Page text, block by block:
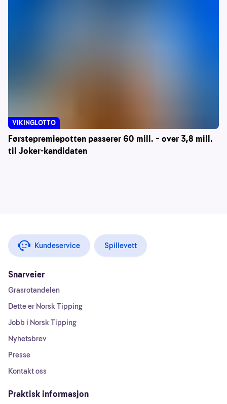
Førstepremiepotten passerer 60 mill. – over 3,8 mill.
til Joker-kandidaten
VIKINGLOTTO
Kundeservice Spillevett
Snarveier
Grasrotandelen
Dette er Norsk Tipping
Jobb i Norsk Tipping
Nyhetsbrev
Presse
Kontakt oss
Praktisk informasjon